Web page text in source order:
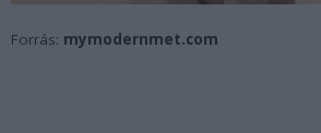
Forrás: mymodernmet.com